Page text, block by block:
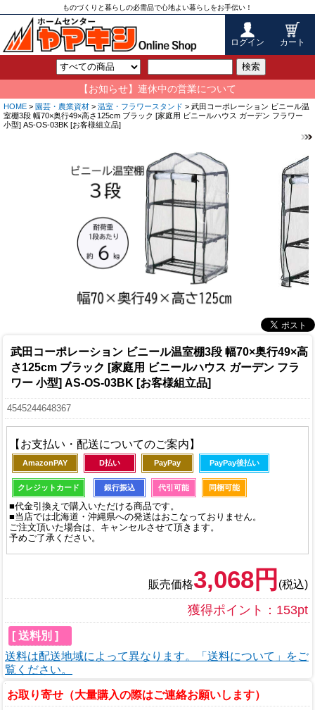
ものづくりと暮らしの必需品で心地よい暮らしをお手伝い！
ログイン カート
検索
【お知らせ】連休中の営業について
HOME > 園芸・農業資材 > 温室・フラワースタンド > 武田コーポレーション ビニール温
室棚3段 幅70×奥行49×高さ125cm ブラック [家庭用 ビニールハウス ガーデン フラワー
小型] AS-OS-03BK [お客様組立品]
武田コーポレーション ビニール温室棚3段 幅70×奥行49×高
さ125cm ブラック [家庭用 ビニールハウス ガーデン フラ
ワー 小型] AS-OS-03BK [お客様組立品]
4545244648367
【お支払い・配送についてのご案内】
AmazonPAY D払い PayPay PayPay後払い
クレジットカード 銀行振込 代引可能 同梱可能
■代金引換えで購入いただける商品です。
■当店では北海道・沖縄県への発送はおこなっておりません。
ご注文頂いた場合は、キャンセルさせて頂きます。
予めご了承ください。
販売価格3,068円 (税込)
獲得ポイント：153pt
[ 送料別 ]
送料は配送地域によって異なります。「送料について」をご
覧ください。
お取り寄せ（大量購入の際はご連絡お願いします）